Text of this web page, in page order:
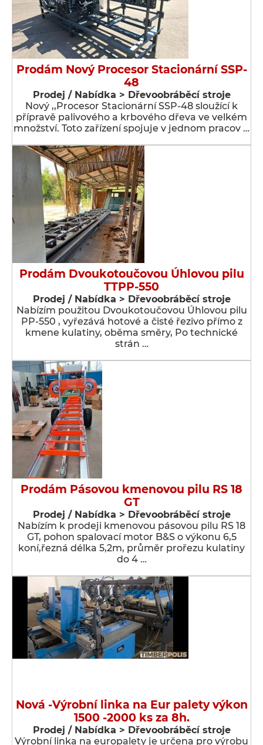
Prodám Nový Procesor Stacionární SSP-
48
Prodej / Nabídka > Dřevoobráběcí stroje
Nový ,,Procesor Stacionární SSP-48 sloužící k
přípravě palivového a krbového dřeva ve velkém
množství. Toto zařízení spojuje v jednom pracov …
Prodám Dvoukotoučovou Úhlovou pilu
TTPP-550
Prodej / Nabídka > Dřevoobráběcí stroje
Nabízím použitou Dvoukotoučovou Úhlovou pilu
PP-550 , vyřezává hotové a čisté řezivo přímo z
kmene kulatiny, oběma směry, Po technické
strán …
Prodám Pásovou kmenovou pilu RS 18
GT
Prodej / Nabídka > Dřevoobráběcí stroje
Nabízím k prodeji kmenovou pásovou pilu RS 18
GT, pohon spalovací motor B&S o výkonu 6,5
koní,řezná délka 5,2m, průměr prořezu kulatiny
do 4 …
Nová -Výrobní linka na Eur palety výkon
1500 -2000 ks za 8h.
Prodej / Nabídka > Dřevoobráběcí stroje
Výrobní linka na europalety je určena pro výrobu